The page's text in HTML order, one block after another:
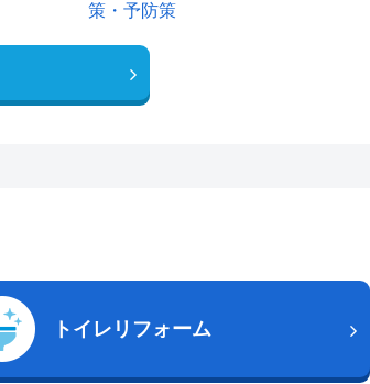
策・予防策
トイレリフォーム